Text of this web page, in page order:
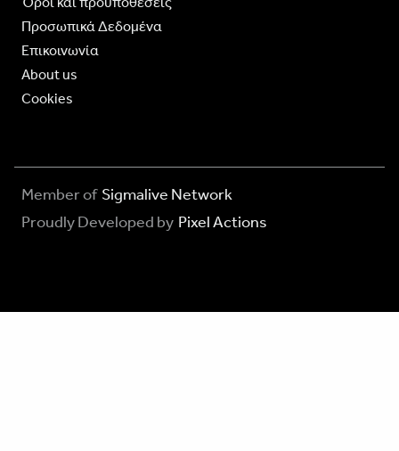
Προσωπικά Δεδομένα
Επικοινωνία
About us
Cookies
Member of Sigmalive Network
Proudly Developed by Pixel Actions